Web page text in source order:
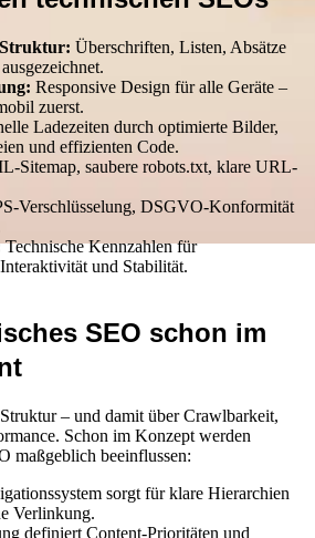
SEO & Sichtbarkeit
technisches
warum es
Überschriften, Listen, Absätze
Responsive Design für alle Geräte –
zuerst.
Ladezeiten durch optimierte Bilder,
und effizienten Code.
Sitemap, saubere robots.txt, klare URL-
Verschlüsselung, DSGVO-Konformität
Technische Kennzahlen für
und Stabilität.
SEO schon im
– und damit über Crawlbarkeit,
Schon im Konzept werden
maßgeblich beeinflussen:
sorgt für klare Hierarchien
Verlinkung.
definiert Content-Prioritäten und